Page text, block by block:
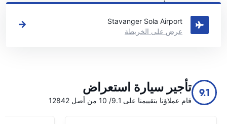
اطلع على مواقع تأجير السيارات الرئيسية لدينا في ستافانجر
Stavanger Sola Airport
عرض على الخريطة
9.1 تأجير سيارة استعراض
قام عملاؤنا بتقييمنا على 9.1/ 10 من أصل 12842